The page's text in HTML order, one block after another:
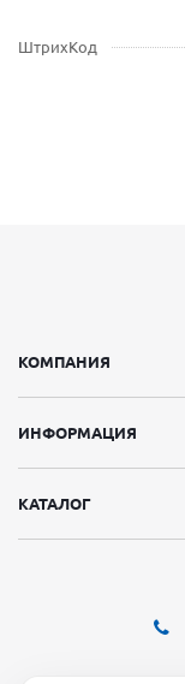
ШтрихКод
КОМПАНИЯ
ИНФОРМАЦИЯ
КАТАЛОГ